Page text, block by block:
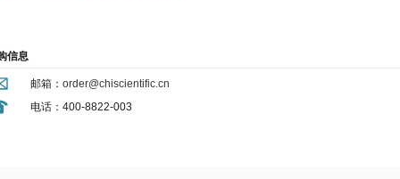
信息
邮箱： order@chiscientific.cn
电话：400-8822-003